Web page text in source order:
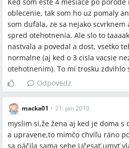
oblecenie, tak som ho uz pomaly
som dufala, ze sa nejako
spred otehotnenia. Ale slo to
nastvala a povedal a dost, vsetko
normalne (aj ked o 3 cisla vacsie
otehotnenim). To mi trosku zdvihlo
Odpovedz
macka01 • 21. jan 2010
myslim si,že žena aj ked je doma s
a upravene,to mimčo chvíľu ráno
sa páčila sama sebe.Učesať,umyť